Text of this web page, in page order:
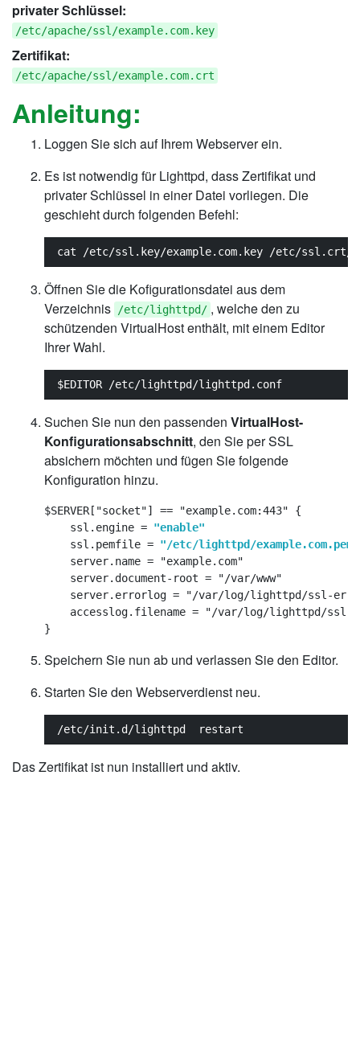
privater Schlüssel:
/etc/apache/ssl/example.com.key
Zertifikat:
/etc/apache/ssl/example.com.crt
Anleitung:
Loggen Sie sich auf Ihrem Webserver ein.
Es ist notwendig für Lighttpd, dass Zertifikat und
privater Schlüssel in einer Datei vorliegen. Die
geschieht durch folgenden Befehl:
cat /etc/ssl.key/example.com.key /etc/ssl.crt/
Öffnen Sie die Kofigurationsdatei aus dem
Verzeichnis
/etc/lighttpd/ , welche den zu
schützenden VirtualHost enthält, mit einem Editor
Ihrer Wahl.
$EDITOR /etc/lighttpd/lighttpd.conf
Suchen Sie nun den passenden VirtualHost-
Konfigurationsabschnitt, den Sie per SSL
absichern möchten und fügen Sie folgende
Konfiguration hinzu.
$SERVER["socket"] == "example.com:443" {
    ssl.engine =
"enable"
    ssl.pemfile =
"/etc/lighttpd/example.com.pem"
    server.name = "example.com"
    server.document-root = "/var/www"
server.errorlog = "/var/log/lighttpd/ssl-
accesslog.filename = "/var/log/lighttpd/ssl-
Speichern Sie nun ab und verlassen Sie den Editor.
Starten Sie den Webserverdienst neu.
/etc/init.d/lighttpd  restart
Das Zertifikat ist nun installiert und aktiv.